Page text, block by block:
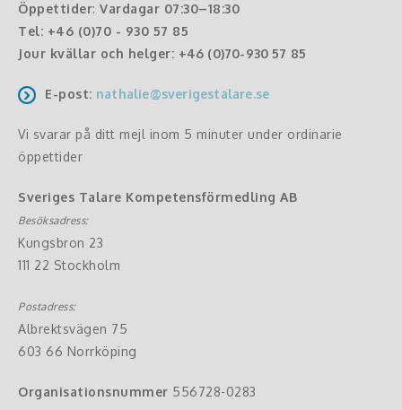
Öppettider: Vardagar 07:30–18:30
Tel: +46 (0)70 - 930 57 85
Jour kvällar och helger: +46 (0)70-930 57 85
E-post: nathalie@sverigestalare.se
Vi svarar på ditt mejl inom 5 minuter under ordinarie
öppettider
Sveriges Talare Kompetensförmedling AB
Besöksadress:
Kungsbron 23
111 22 Stockholm
Postadress:
Albrektsvägen 75
603 66 Norrköping
Organisationsnummer 556728-0283